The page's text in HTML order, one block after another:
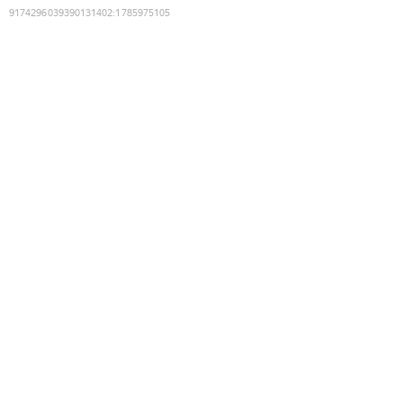
9174296039390131402:1785975105